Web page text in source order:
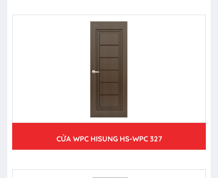
CỬA WPC HISUNG HS-WPC 327